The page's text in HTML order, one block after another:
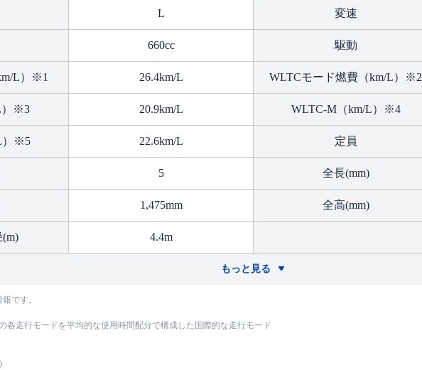
L 変速
660cc 駆動
L）※1 26.4km/L WLTCモード燃費（km/L）※2
）※3 20.9km/L WLTC-M（km/L）※4
）※5 22.6km/L 定員
5 全長(mm)
1,475mm 全高(mm)
4.4m
もっと見る
です。
走行モードを平均的な使用時間配分で構成した国際的な走行モード